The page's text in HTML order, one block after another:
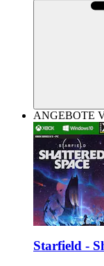
ANGEBOTE
Starfield -